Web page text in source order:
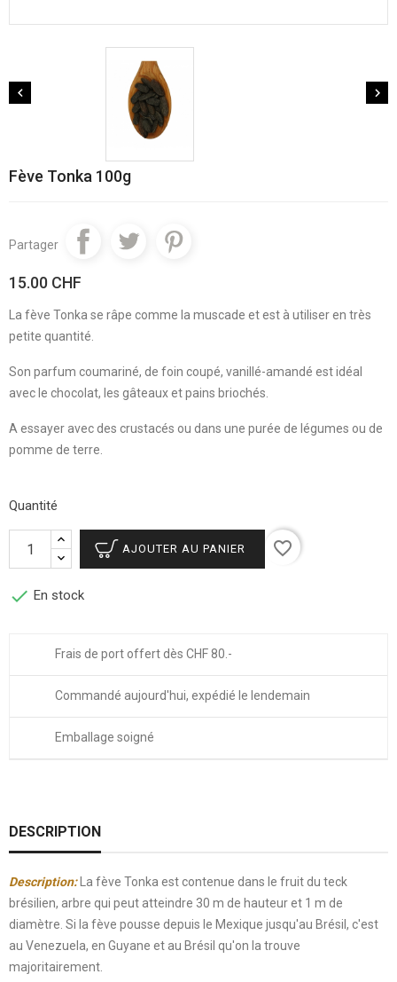
 
Fève Tonka 100g
Partager
15.00 CHF
La fève Tonka se râpe comme la muscade et est à utiliser en très
petite quantité.
Son parfum coumariné, de foin coupé, vanillé-amandé est idéal
avec le chocolat, les gâteaux et pains briochés.
A essayer avec des crustacés ou dans une purée de légumes ou de
pomme de terre.
Quantité
AJOUTER AU PANIER favorite_border
 En stock
Frais de port offert dès CHF 80.-
Commandé aujourd'hui, expédié le lendemain
Emballage soigné
DESCRIPTION
Description:
La fève Tonka est contenue dans le fruit du teck
brésilien, arbre qui peut atteindre 30 m de hauteur et 1 m de
diamètre. Si la fève pousse depuis le Mexique jusqu'au Brésil, c'est
au Venezuela, en Guyane et au Brésil qu'on la trouve
majoritairement.